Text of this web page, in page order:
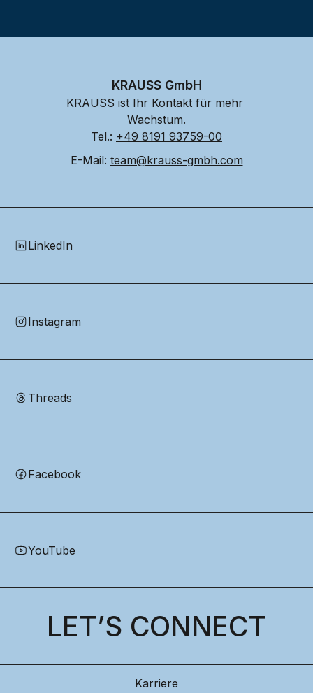
KRAUSS GmbH
KRAUSS ist Ihr Kontakt für mehr
Wachstum.
Tel.: +49 8191 93759-00
E-Mail: team@krauss-gmbh.com
LinkedIn
Instagram
Threads
Facebook
YouTube
LET’S CONNECT
Karriere